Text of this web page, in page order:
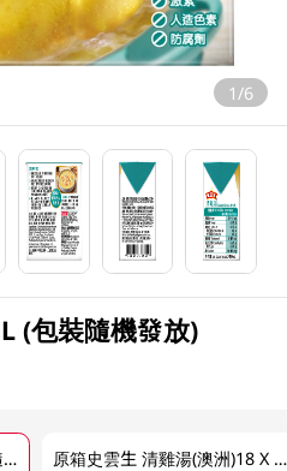
1/6
(包裝隨機發放)
史雲生清雞湯 250ML (包裝隨機發放) 原箱史雲生 清雞湯(澳洲)18 X 250 ML